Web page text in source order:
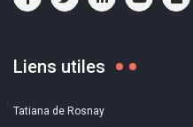
Liens utiles
Tatiana de Rosnay